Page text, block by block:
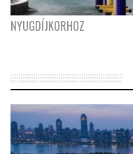
NYUGDÍJKORHOZ